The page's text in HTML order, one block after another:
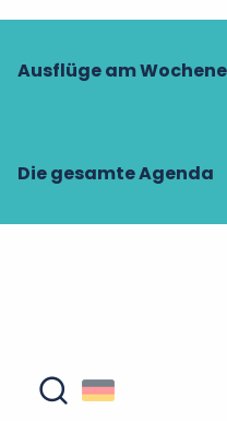
Ausflüge am
Die gesamte Agenda